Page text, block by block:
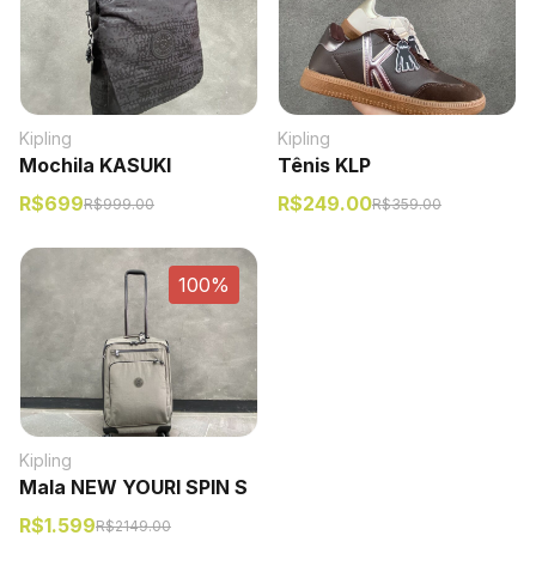
Kipling
Mochila KASUKI
R$699R$999.00
Kipling
Tênis KLP
R$249.00R$359.00
100%
Kipling
Mala NEW YOURI SPIN S
R$1.599R$2149.00